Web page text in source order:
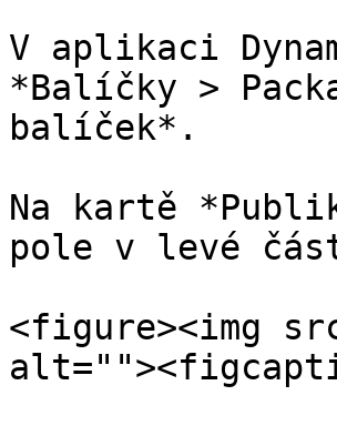
V aplikaci
*Balíčky >
balíček*.
Na kartě
pole v levé
<figure><img